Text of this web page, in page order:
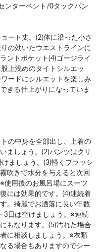
ンターベント/0タックパン
ート丈。(2)体に沿った小さ
の効いたウエストラインに
ントポケット(4)ゴージライ
上浅めのタイトシルエッ
ードにシルエットを楽しみ
きる仕上がりになっていま
の中身を全部出し、上着の
ましょう。(2)パンツはクリ
ましょう。(3)軽くブラッシ
吹きで水分を与えると次回
使用後のお風呂場にスーツ
には効果的です。(4)連続着
。綺麗でお洒落に長い年数
3日は空けましょう。※連続
もなります。(5)汚れた場合
に相談しましょう。※衣類
る場合もありますのでシー